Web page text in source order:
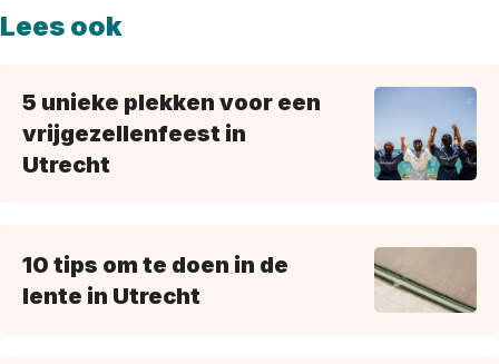
Lees ook
5 unieke plekken voor een
vrijgezellenfeest in
Utrecht
10 tips om te doen in de
lente in Utrecht